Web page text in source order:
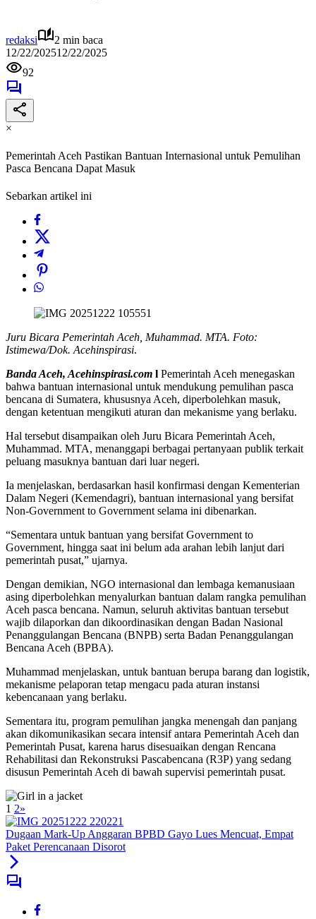
redaksi
2 min baca
12/22/202512/22/2025
92
×
Pemerintah Aceh Pastikan Bantuan Internasional untuk Pemulihan
Pasca Bencana Dapat Masuk
Sebarkan artikel ini
Juru Bicara Pemerintah Aceh, Muhammad. MTA. Foto:
Istimewa/Dok. Acehinspirasi.
Banda Aceh, Acehinspirasi.com l Pemerintah Aceh menegaskan
bahwa bantuan internasional untuk mendukung pemulihan pasca
bencana di Sumatera, khususnya Aceh, diperbolehkan masuk,
dengan ketentuan mengikuti aturan dan mekanisme yang berlaku.
Hal tersebut disampaikan oleh Juru Bicara Pemerintah Aceh,
Muhammad. MTA, menanggapi berbagai pertanyaan publik terkait
peluang masuknya bantuan dari luar negeri.
Ia menjelaskan, berdasarkan hasil konfirmasi dengan Kementerian
Dalam Negeri (Kemendagri), bantuan internasional yang bersifat
Non-Government to Government selama ini dibenarkan.
“Sementara untuk bantuan yang bersifat Government to
Government, hingga saat ini belum ada arahan lebih lanjut dari
pemerintah pusat,” ujarnya.
Dengan demikian, NGO internasional dan lembaga kemanusiaan
asing diperbolehkan menyalurkan bantuan dalam rangka pemulihan
Aceh pasca bencana. Namun, seluruh aktivitas bantuan tersebut
wajib dilaporkan dan dikoordinasikan dengan Badan Nasional
Penanggulangan Bencana (BNPB) serta Badan Penanggulangan
Bencana Aceh (BPBA).
Muhammad menjelaskan, untuk bantuan berupa barang dan logistik,
mekanisme pelaporan tetap mengacu pada aturan instansi
kebencanaan yang berlaku.
Sementara itu, program pemulihan jangka menengah dan panjang
akan dikomunikasikan secara intensif antara Pemerintah Aceh dan
Pemerintah Pusat, karena harus disesuaikan dengan Rencana
Rehabilitasi dan Rekonstruksi Pascabencana (R3P) yang sedang
disusun Pemerintah Aceh di bawah supervisi pemerintah pusat.
1 2»
Dugaan Mark-Up Anggaran BPBD Gayo Lues Mencuat, Empat
Paket Perencanaan Disorot